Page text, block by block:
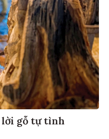
gỗ tự tình